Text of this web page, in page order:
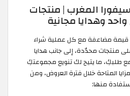
المغرب | منتجات
وهدايا مجانية
قيمة مضاعفة مع كل عملية شراء
منتجات محدّدة، إلى جانب هدايا
طلبكِ، ما يتيح لك تنويع مجموعتكِ
المتاحة خلال فترة العروض، ومن
منها: